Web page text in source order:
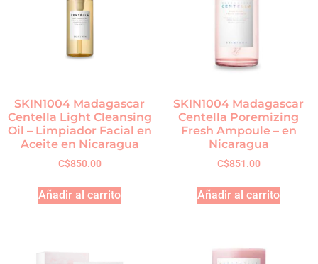
SKIN1004 Madagascar
Centella Light Cleansing
Oil – Limpiador Facial en
Aceite en Nicaragua
C$850.00
Añadir al carrito
SKIN1004 Madagascar
Centella Poremizing
Fresh Ampoule – en
Nicaragua
C$851.00
Añadir al carrito